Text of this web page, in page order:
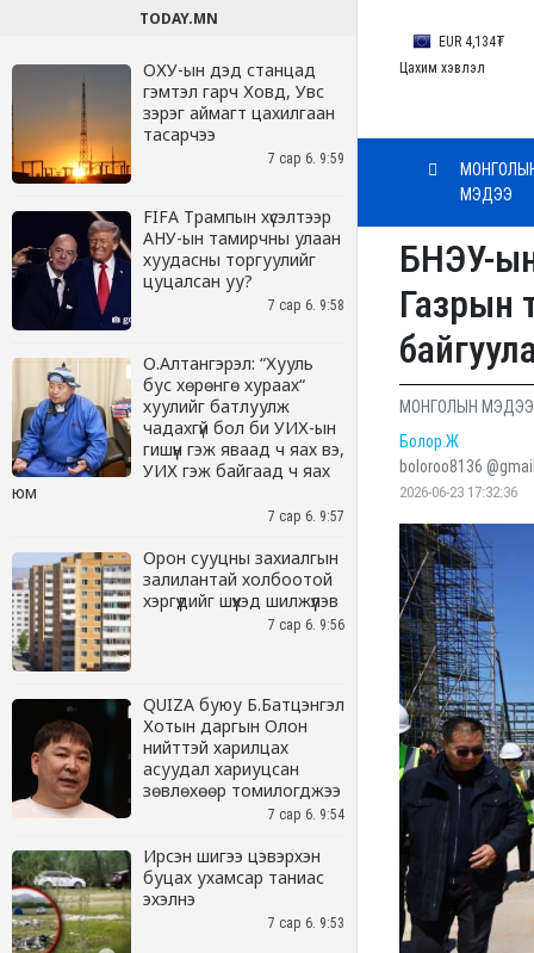
TODAY.MN
ОХУ-ын дэд станцад
гэмтэл гарч Ховд, Увс
зэрэг аймагт цахилгаан
тасарчээ
7 сар 6. 9:59
FIFA Трампын хүсэлтээр
АНУ-ын тамирчны улаан
хуудасны торгуулийг
цуцалсан уу?
7 сар 6. 9:58
О.Алтангэрэл: “Хууль
бус хөрөнгө хураах“
хуулийг батлуулж
чадахгүй бол би УИХ-ын
гишүүн гэж яваад ч яах вэ,
УИХ гэж байгаад ч яах
юм
7 сар 6. 9:57
Орон сууцны захиалгын
залилантай холбоотой
хэргүүдийг шүүхэд шилжүүлэв
7 сар 6. 9:56
QUIZA буюу Б.Батцэнгэл
Хотын даргын Олон
нийттэй харилцах
асуудал хариуцсан
зөвлөхөөр томилогджээ
7 сар 6. 9:54
Ирсэн шигээ цэвэрхэн
буцах ухамсар таниас
эхэлнэ
7 сар 6. 9:53